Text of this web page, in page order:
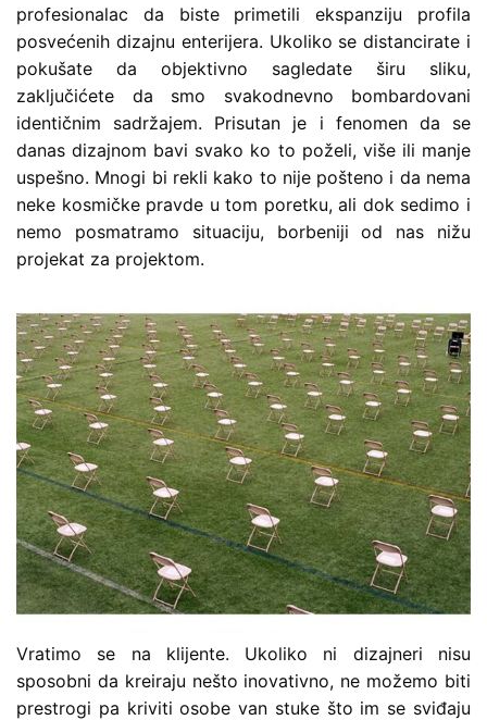
profesionalac da biste primetili ekspanziju profila
posvećenih dizajnu enterijera. Ukoliko se distancirate i
pokušate da objektivno sagledate širu sliku,
zaključićete da smo svakodnevno bombardovani
identičnim sadržajem. Prisutan je i fenomen da se
danas dizajnom bavi svako ko to poželi, više ili manje
uspešno. Mnogi bi rekli kako to nije pošteno i da nema
neke kosmičke pravde u tom poretku, ali dok sedimo i
nemo posmatramo situaciju, borbeniji od nas nižu
projekat za projektom.
Vratimo se na klijente. Ukoliko ni dizajneri nisu
sposobni da kreiraju nešto inovativno, ne možemo biti
prestrogi pa kriviti osobe van stuke što im se sviđaju